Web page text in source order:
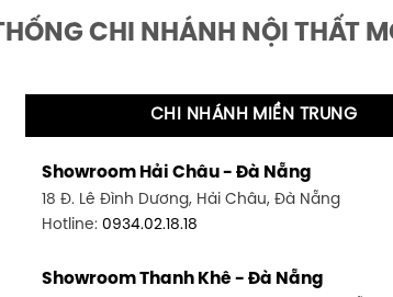
CHI NHÁNH NỘI THẤT
CHI NHÁNH MIỀN TRUNG
Showroom Hải Châu - Đà Nẵng
18 Đ. Lê Đình Dương, Hải Châu, Đà Nẵng
Hotline: 0934.02.18.18
Showroom Thanh Khê - Đà Nẵng